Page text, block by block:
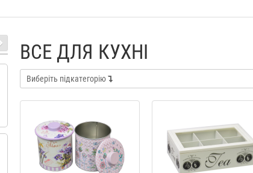
Набір для ванної "Akvatika"
YX037
442 грн.
Набір для ванної "Akvatika big"
YX047
ВСЕ ДЛЯ КУХНІ
Виберіть підкатегорію